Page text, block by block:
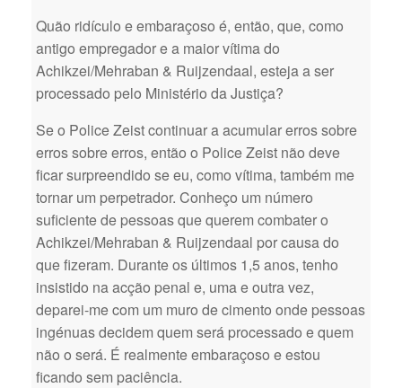
Quão ridículo e embaraçoso é, então, que, como
antigo empregador e a maior vítima do
Achikzei/Mehraban & Ruijzendaal, esteja a ser
processado pelo Ministério da Justiça?
Se o Police Zeist continuar a acumular erros sobre
erros sobre erros, então o Police Zeist não deve
ficar surpreendido se eu, como vítima, também me
tornar um perpetrador. Conheço um número
suficiente de pessoas que querem combater o
Achikzei/Mehraban & Ruijzendaal por causa do
que fizeram. Durante os últimos 1,5 anos, tenho
insistido na acção penal e, uma e outra vez,
deparei-me com um muro de cimento onde pessoas
ingénuas decidem quem será processado e quem
não o será. É realmente embaraçoso e estou
ficando sem paciência.